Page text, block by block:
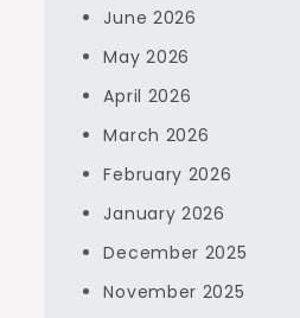
June 2026
May 2026
April 2026
March 2026
February 2026
January 2026
December 2025
November 2025